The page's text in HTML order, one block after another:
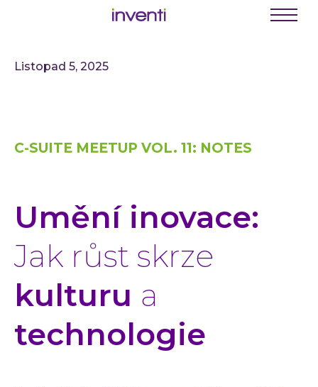
Menu
Listopad 5, 2025
C-SUITE MEETUP VOL. 11: NOTES
Umění inovace:
Jak růst skrze
kulturu a
technologie